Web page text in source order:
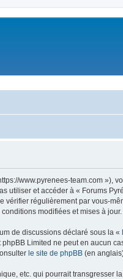
www.pyrenees-team.com »),
utiliser et accéder à « Forums
régulièrement par vous-
modifiées et mises à jour.
de discussions déclaré sous la «
Limited ne peut en aucun
le site de phpBB (en
etc. qui pourrait transgresser